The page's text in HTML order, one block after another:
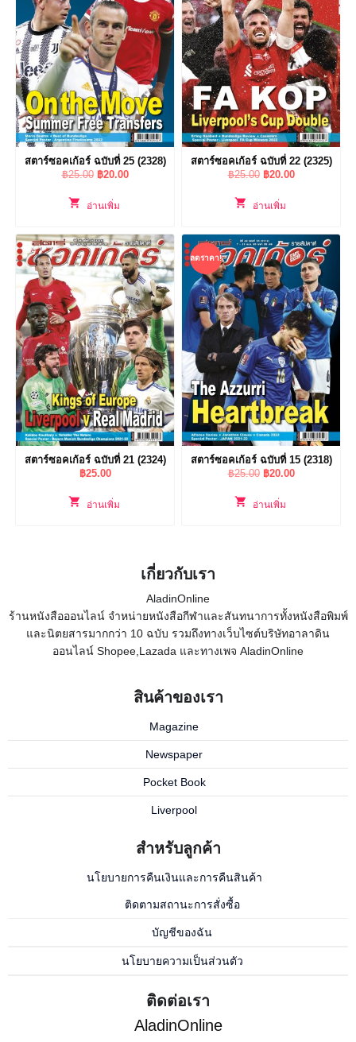
สตาร์ซอคเก้อร์ ฉบับที่ 25 (2328)
฿25.00 Original
was:
฿20.00Current
อ่านเพิ่ม
สตาร์ซอคเก้อร์ ฉบับที่ 22 (2325)
฿25.00 Original
was:
฿20.00Current
อ่านเพิ่ม
สตาร์ซอคเก้อร์ ฉบับที่ 21 (2324)
฿25.00
อ่านเพิ่ม
ลดราคา!
สตาร์ซอคเก้อร์ ฉบับที่ 15 (2318)
฿25.00 Original
was:
฿20.00Current
อ่านเพิ่ม
เกี่ยวกับเรา
AladinOnline
ร้านหนังสือออนไลน์ จำหน่ายหนังสือกีฬาและสันทนาการทั้งหนังสือพิมพ์
และนิตยสารมากกว่า 10 ฉบับ รวมถึงทางเว็บไซต์บริษัทอาลาดิน
ออนไลน์ Shopee,Lazada และทางเพจ AladinOnline
สินค้าของเรา
Magazine
Newspaper
Pocket Book
Liverpool
สำหรับลูกค้า
นโยบายการคืนเงินและการคืนสินค้า
ติดตามสถานะการสั่งซื้อ
บัญชีของฉัน
นโยบายความเป็นส่วนตัว
ติดต่อเรา
AladinOnline